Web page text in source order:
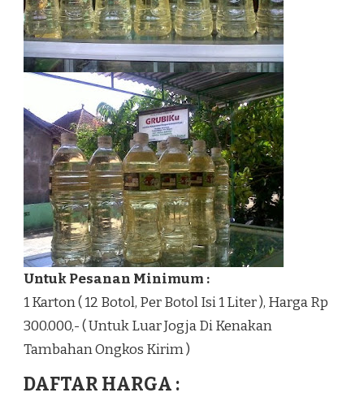
Untuk Pesanan Minimum :
1 Karton ( 12 Botol, Per Botol Isi 1 Liter ), Harga Rp
300.000,- ( Untuk Luar Jogja Di Kenakan
Tambahan Ongkos Kirim )
DAFTAR HARGA :